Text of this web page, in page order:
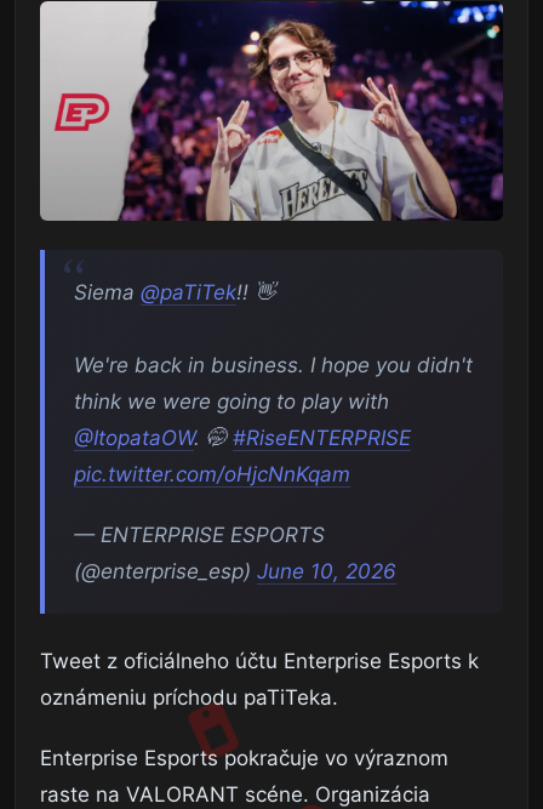
Siema @paTiTek!! 👋
We're back in business. I hope you didn't
think we were going to play with
@ItopataOW. 🤭 #RiseENTERPRISE
pic.twitter.com/oHjcNnKqam
— ENTERPRISE ESPORTS
(@enterprise_esp) June 10, 2026
Tweet z oficiálneho účtu Enterprise Esports k
oznámeniu príchodu paTiTeka.
Enterprise Esports pokračuje vo výraznom
raste na VALORANT scéne. Organizácia